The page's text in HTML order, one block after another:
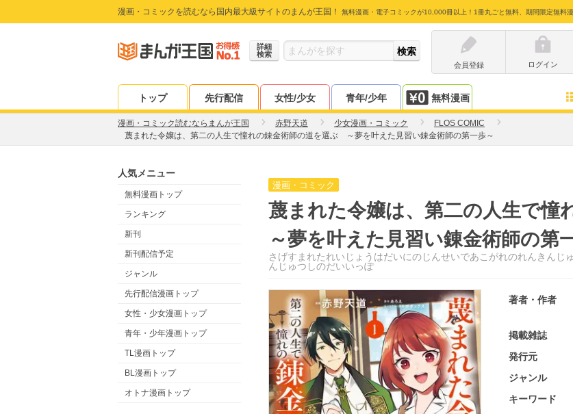
漫画・コミックを読むなら国内最大級サイトのまんが王国！ 無料漫画・電子コミックが10,000冊以上！1冊丸ごと無料、期間限定無料
詳細
検索
会員登録
ログイン
トップ 先行配信 女性/少女 青年/少年 無料漫画
漫画・コミック読むならまんが王国 赤野天道 少女漫画・コミック
FLOS COMIC
蔑まれた令嬢は、第二の人生で憧れの錬金術師の道を選ぶ ～夢を叶えた見習い錬金術師の第一歩～
人気メニュー
無料漫画トップ
ランキング
新刊
新刊配信予定
ジャンル
先行配信漫画トップ
女性・少女漫画トップ
青年・少年漫画トップ
TL漫画トップ
BL漫画トップ
オトナ漫画トップ
漫画・コミック
蔑まれた令嬢は、第二の人生で
～夢を叶えた見習い錬金術師の第
さげすまれたれいじょうはだいにのじんせいであこがれのれんきんじ
んじゅつしのだいいっぽ
著者・作者
掲載雑誌
発行元
ジャンル
キーワード